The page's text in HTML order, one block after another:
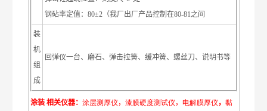
钢砧率定值： 80±2（我厂出厂产品控制在80-81之间
装
机
组
成
回弹仪一台、磨石、弹击拉簧、缓冲簧、螺丝刀、说明书等
涂装 相关仪器： 涂层测 厚仪 ， 漆膜硬度测试仪 ， 电解膜厚仪 ， 黏